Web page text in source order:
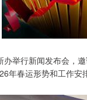
办举行新闻发布会，
年春运形势和工作安
3940.04 39.68